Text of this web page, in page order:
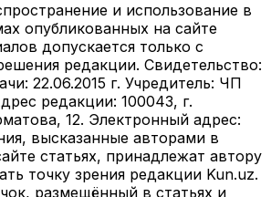
и использование в
опубликованных на сайте
допускается только с
редакции. Свидетельство:
22.06.2015 г. Учредитель: ЧП
редакции: 100043, г.
12. Электронный адрес:
высказанные авторами в
статьях, принадлежат автору
точку зрения редакции Kun.uz.
размещённый в статьях и